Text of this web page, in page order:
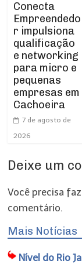
Conecta
Empreendedo
r impulsiona
qualificação
e networking
para micro e
pequenas
empresas em
Cachoeira
7 de agosto de
2026
Deixe um
Você precisa
comentário.
Mais Notícias
Nível do Rio